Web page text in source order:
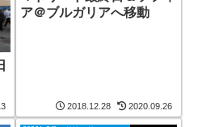
ア＠ブルガリアへ移動
2018.12.28 2020.09.26